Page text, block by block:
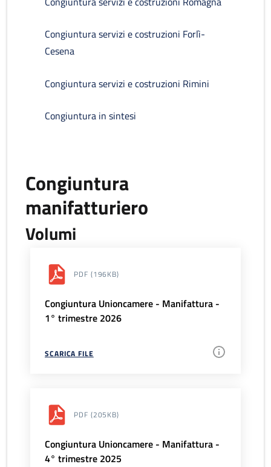
Congiuntura servizi e costruzioni Forlì-
Cesena
Congiuntura servizi e costruzioni Rimini
Congiuntura in sintesi
Congiuntura
manifatturiero
Volumi
PDF (196KB)
Congiuntura Unioncamere - Manifattura -
1° trimestre 2026
SCARICA FILE
PDF (205KB)
Congiuntura Unioncamere - Manifattura -
4° trimestre 2025